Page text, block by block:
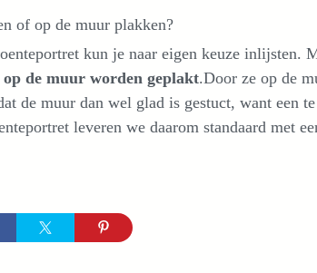
of op de muur plakken?
kun je naar eigen keuze inlijsten.
de muur worden geplakt.Door ze op de
de muur dan wel glad is gestuct, want een
leveren we daarom standaard met